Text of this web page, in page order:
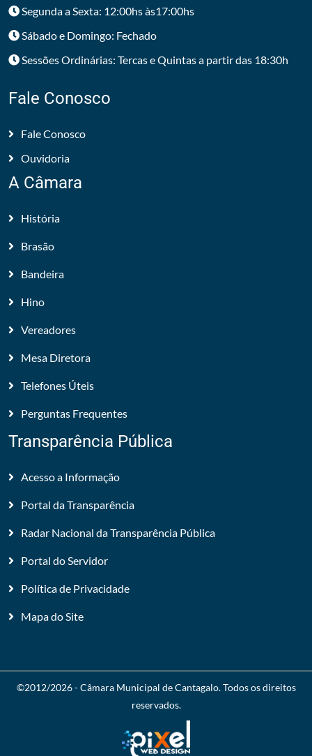
Segunda a Sexta: 12:00hs às17:00hs
Sábado e Domingo: Fechado
Sessões Ordinárias: Tercas e Quintas a partir das 18:30h
Fale Conosco
Fale Conosco
Ouvidoria
A Câmara
História
Brasão
Bandeira
Hino
Vereadores
Mesa Diretora
Telefones Úteis
Perguntas Frequentes
Transparência Pública
Acesso a Informação
Portal da Transparência
Radar Nacional da Transparência Pública
Portal do Servidor
Política de Privacidade
Mapa do Site
©2012/2026 -Câmara Municipal de Cantagalo. Todos os direitos
reservados.